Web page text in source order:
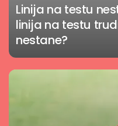
Linija na testu
linija na testu
nestane?